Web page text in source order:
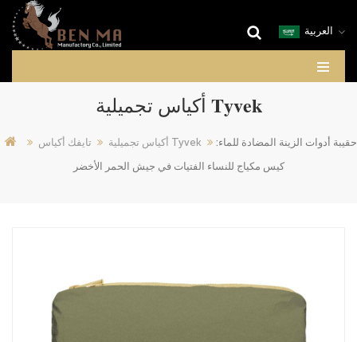
العربية
أكياس تجميلية Tyvek
تايفك أكياس أكياس تجميلية Tyvek
حقيبة أدوات الزينة المضادة للماء:
كيس مكياج للنساء الفتيات في جيش الحمر الأخضر